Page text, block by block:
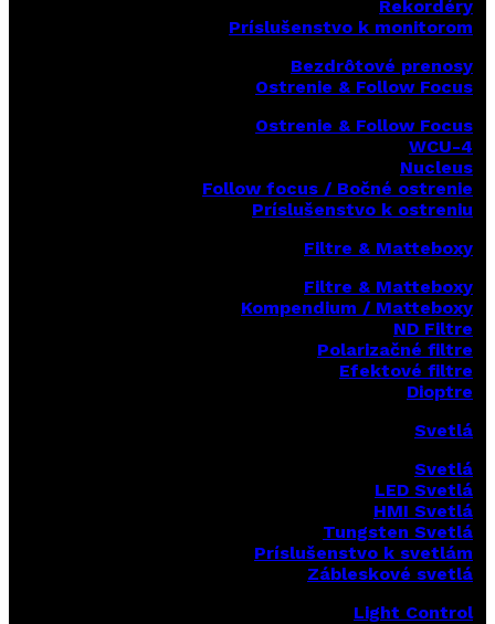
Rekordéry
Príslušenstvo k monitorom
Bezdrôtové prenosy
Ostrenie & Follow Focus
Ostrenie & Follow Focus
WCU-4
Nucleus
Follow focus / Bočné ostrenie
Príslušenstvo k ostreniu
Filtre & Matteboxy
Filtre & Matteboxy
Kompendium / Matteboxy
ND Filtre
Polarizačné filtre
Efektové filtre
Dioptre
Svetlá
Svetlá
LED Svetlá
HMI Svetlá
Tungsten Svetlá
Príslušenstvo k svetlám
Zábleskové svetlá
Light Control